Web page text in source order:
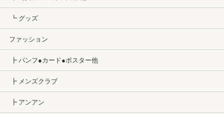
┗ グッズ
ファッション
┣ パンフ●カード●ポスター他
┣ メンズクラブ
┣ アンアン